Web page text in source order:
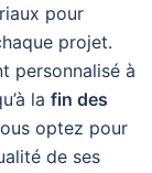
pour
projet.
personnalisé à
la fin des
optez pour
de ses